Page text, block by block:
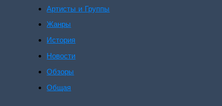
Артисты и Группы
Жанры
История
Новости
Обзоры
Общая